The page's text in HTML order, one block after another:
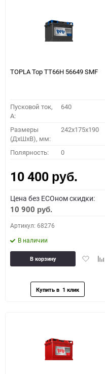
TOPLA Top TT66H 56649 SMF
Пусковой ток,
A:
640
Размеры
(ДхШхВ), мм:
242x175x190
Полярность: 0
10 400 руб.
Цена без ECOном скидки:
10 900 руб.
Артикул: 68276
В наличии
В корзину